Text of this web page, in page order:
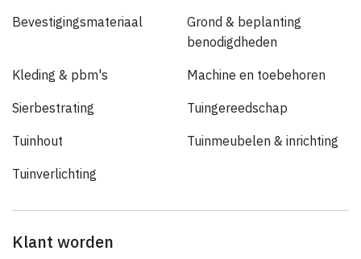
Bevestigingsmateriaal
Grond & beplanting
benodigdheden
Kleding & pbm's Machine en toebehoren
Sierbestrating Tuingereedschap
Tuinhout Tuinmeubelen & inrichting
Tuinverlichting
Klant worden